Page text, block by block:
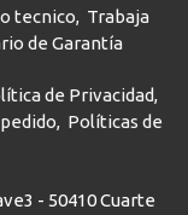
tecnico
Trabaja
de Garantía
de Privacidad
Políticas de
- 50410 Cuarte